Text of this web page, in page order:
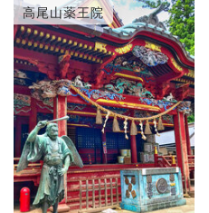
高尾山薬王院